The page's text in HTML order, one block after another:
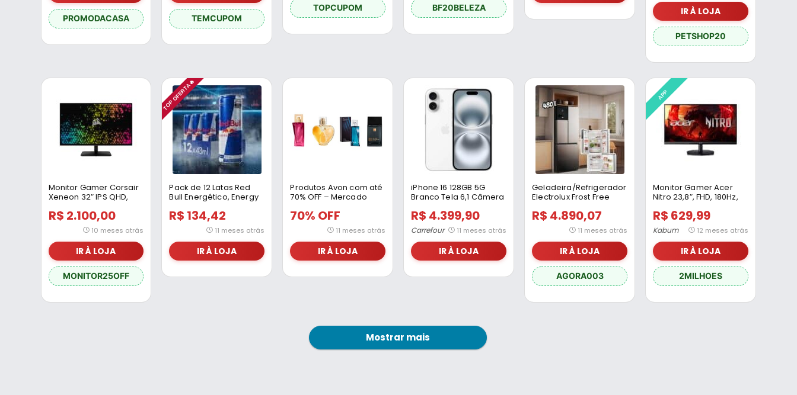
PROMODACASA TEMCUPOM
TOPCUPOM BF20BELEZA IR À LOJA
PETSHOP20
Monitor Gamer Corsair
Xeneon 32″ IPS QHD,
e FreeSync, Preto – CM-
9020007-NA
R$ 2.100,00
10 meses atrás
IR À LOJA
MONITOR25OFF
TOP OFERTA🔥
Pack de 12 Latas Red
Bull Energético, Energy
R$ 134,42
11 meses atrás
IR À LOJA
Produtos Avon com até
70% OFF – Mercado
70% OFF
11 meses atrás
IR À LOJA
iPhone 16 128GB 5G
Branco Tela 6,1 Câmera
R$ 4.399,90
Carrefour 11 meses atrás
IR À LOJA
Geladeira/Refrigerador
Electrolux Frost Free
480L Efficiente IM7S
R$ 4.890,07
11 meses atrás
IR À LOJA
AGORA003
APP
Monitor Gamer Acer
Nitro 23,8″, FHD, 180Hz,
FreeSync, VESA –
KG241Y
R$ 629,99
Kabum 12 meses atrás
IR À LOJA
2MILHOES
Mostrar mais